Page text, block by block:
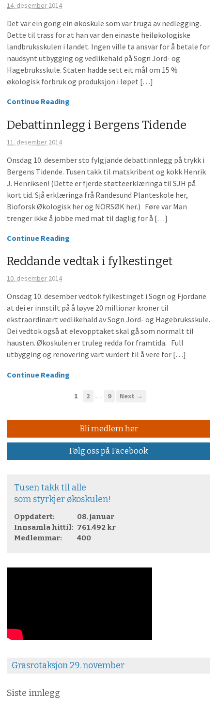
14. desember 2014
Det var ein gong ein økoskule som var truga av nedlegging.
Dette til trass for at han var den einaste heiløkologiske
landbruksskulen i landet. Ingen ville ta ansvar for å betale for
naudsynt utbygging og vedlikehald på Sogn Jord- og
Hagebruksskule. Staten hadde sett eit mål om 15 %
økologisk forbruk og produksjon i løpet […]
Continue Reading
Debattinnlegg i Bergens Tidende
11. desember 2014
Onsdag 10. desember sto fylgjande debattinnlegg på trykk i
Bergens Tidende. Tusen takk til matskribent og kokk Henrik
J. Henriksen! (Dette er fjerde støtteerklæringa til SJH på
kort tid. Sjå erklæringa frå Randesund Planteskole her,
Bioforsk Økologisk her og NORSØK her.) Føre var Man
trenger ikke å jobbe med mat til daglig for å […]
Continue Reading
Reddande vedtak i fylkestinget
10. desember 2014
Onsdag 10. desember vedtok fylkestinget i Sogn og Fjordane
at dei er innstilt på å løyve 20 millionar kroner til
ekstraordinært vedlikehald av Sogn Jord- og Hagebruksskule.
Dei vedtok også at elevopptaket skal gå som normalt til
hausten. Økoskulen er truleg redda for framtida. Full
utbygging og renovering vart vurdert til å vere for […]
Continue Reading
1 2 … 9 Next →
Bli medlem her
Følg oss på Facebook
Tusen takk til alle
som styrkjer økoskulen!
Oppdatert:
08. januar
Innsamla hittil: 761.492 kr
Medlemmar:
400
Grasrotaksjon 29. november
Siste innlegg